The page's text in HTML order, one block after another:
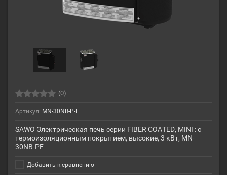
(0)
Артикул: MN-30NB-P-F
SAWO Электрическая печь серии FIBER COATED, MINI : с
термоизоляционным покрытием, высокие, 3 кВт, MN-
30NB-PF
Добавить к сравнению